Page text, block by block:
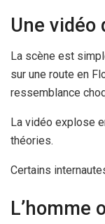
Une vidéo
La scène est
sur une route en
ressemblance
La vidéo explose
théories.
Certains
L’homme